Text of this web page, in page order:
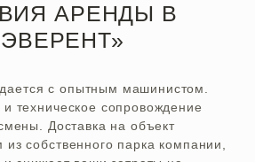
АРЕНДЫ В
с опытным машинистом.
техническое сопровождение
Доставка на объект
собственного парка компании,